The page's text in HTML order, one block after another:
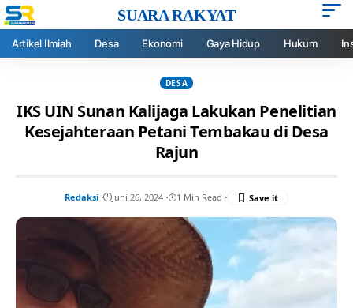
SUARA RAKYAT
Artikel Ilmiah Desa Ekonomi Gaya Hidup Hukum
DESA
IKS UIN Sunan Kalijaga Lakukan Penelitian
Kesejahteraan Petani Tembakau di Desa
Rajun
Redaksi Juni 26, 2024 1 Min Read